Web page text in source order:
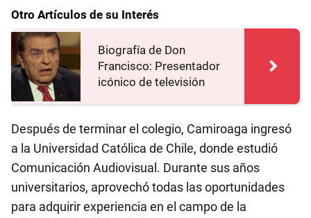
Otro Artículos de su Interés
Biografía de Don
Francisco: Presentador
icónico de televisión
Después de terminar el colegio, Camiroaga ingresó
a la Universidad Católica de Chile, donde estudió
Comunicación Audiovisual. Durante sus años
universitarios, aprovechó todas las oportunidades
para adquirir experiencia en el campo de la